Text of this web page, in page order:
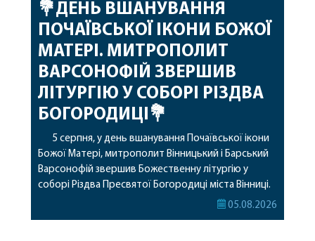
💐ДЕНЬ ВШАНУВАННЯ
ПОЧАЇВСЬКОЇ ІКОНИ БОЖОЇ
МАТЕРІ. МИТРОПОЛИТ
ВАРСОНОФІЙ ЗВЕРШИВ
ЛІТУРГІЮ У СОБОРІ РІЗДВА
БОГОРОДИЦІ💐
5 серпня, у день вшанування Почаївської ікони
Божої Матері, митрополит Вінницький і Барський
Варсонофій звершив Божественну літургію у
соборі Різдва Пресвятої Богородиці міста Вінниці.
Його Високопреосвященству співслужили05.08.2026